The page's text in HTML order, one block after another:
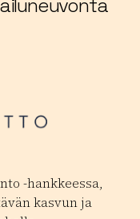
-hankkeessa,
kasvun ja